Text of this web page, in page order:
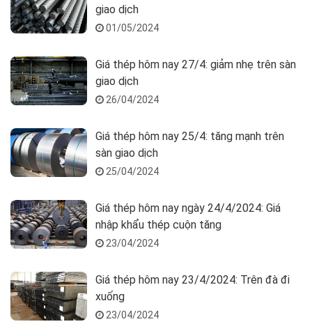
giao dịch
01/05/2024
Giá thép hôm nay 27/4: giảm nhẹ trên sàn
giao dịch
26/04/2024
Giá thép hôm nay 25/4: tăng mạnh trên
sàn giao dịch
25/04/2024
Giá thép hôm nay ngày 24/4/2024: Giá
nhập khẩu thép cuộn tăng
23/04/2024
Giá thép hôm nay 23/4/2024: Trên đà đi
xuống
23/04/2024